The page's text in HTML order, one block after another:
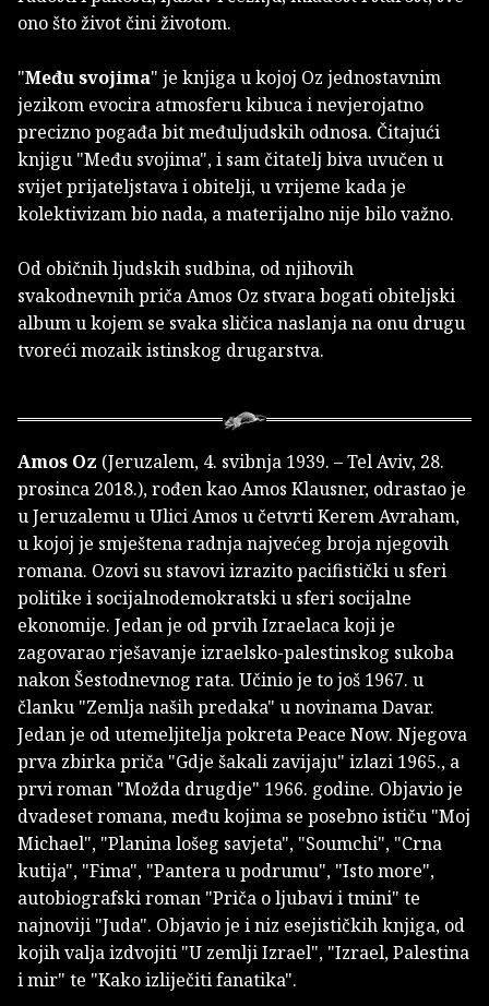
ono što život čini životom.
"Među svojima" je knjiga u kojoj Oz jednostavnim
jezikom evocira atmosferu kibuca i nevjerojatno
precizno pogađa bit međuljudskih odnosa. Čitajući
knjigu "Među svojima", i sam čitatelj biva uvučen u
svijet prijateljstava i obitelji, u vrijeme kada je
kolektivizam bio nada, a materijalno nije bilo važno.
Od običnih ljudskih sudbina, od njihovih
svakodnevnih priča Amos Oz stvara bogati obiteljski
album u kojem se svaka sličica naslanja na onu drugu
tvoreći mozaik istinskog drugarstva.
Amos Oz (Jeruzalem, 4. svibnja 1939. – Tel Aviv, 28.
prosinca 2018.), rođen kao Amos Klausner, odrastao je
u Jeruzalemu u Ulici Amos u četvrti Kerem Avraham,
u kojoj je smještena radnja najvećeg broja njegovih
romana. Ozovi su stavovi izrazito pacifistički u sferi
politike i socijalnodemokratski u sferi socijalne
ekonomije. Jedan je od prvih Izraelaca koji je
zagovarao rješavanje izraelsko-palestinskog sukoba
nakon Šestodnevnog rata. Učinio je to još 1967. u
članku "Zemlja naših predaka" u novinama Davar.
Jedan je od utemeljitelja pokreta Peace Now. Njegova
prva zbirka priča "Gdje šakali zavijaju" izlazi 1965., a
prvi roman "Možda drugdje" 1966. godine. Objavio je
dvadeset romana, među kojima se posebno ističu "Moj
Michael", "Planina lošeg savjeta", "Soumchi", "Crna
kutija", "Fima", "Pantera u podrumu", "Isto more",
autobiografski roman "Priča o ljubavi i tmini" te
najnoviji "Juda". Objavio je i niz esejističkih knjiga, od
kojih valja izdvojiti "U zemlji Izrael", "Izrael, Palestina
i mir" te "Kako izliječiti fanatika".